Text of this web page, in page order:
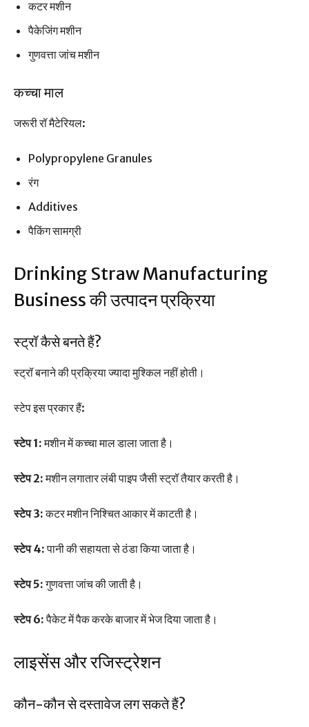
कटर मशीन
पैकेजिंग मशीन
गुणवत्ता जांच मशीन
कच्चा माल
जरूरी रॉ मैटेरियल:
Polypropylene Granules
रंग
Additives
पैकिंग सामग्री
Drinking Straw Manufacturing
Business की उत्पादन प्रक्रिया
स्ट्रॉ कैसे बनते हैं?
स्ट्रॉ बनाने की प्रक्रिया ज्यादा मुश्किल नहीं होती।
स्टेप इस प्रकार हैं:
स्टेप 1:मशीन में कच्चा माल डाला जाता है।
स्टेप 2:मशीन लगातार लंबी पाइप जैसी स्ट्रॉ तैयार करती है।
स्टेप 3:कटर मशीन निश्चित आकार में काटती है।
स्टेप 4:पानी की सहायता से ठंडा किया जाता है।
स्टेप 5:गुणवत्ता जांच की जाती है।
स्टेप 6:पैकेट में पैक करके बाजार में भेज दिया जाता है।
लाइसेंस और रजिस्ट्रेशन
कौन-कौन से दस्तावेज लग सकते हैं?